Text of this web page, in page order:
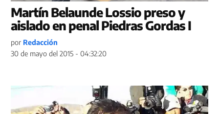
Martín Belaunde Lossio preso y
aislado en penal Piedras Gordas I
por Redacción
30 de mayo del 2015 - 04:32:20